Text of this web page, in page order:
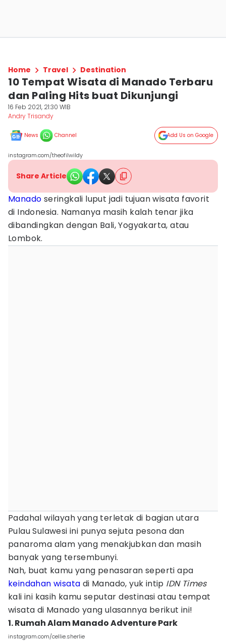
Home Travel Destination
10 Tempat Wisata di Manado Terbaru
dan Paling Hits buat Dikunjungi
16 Feb 2021, 21:30 WIB
Andry Trisandy
News Channel Add Us on Google
instagram.com/theofilwildy
Share Article
Manado seringkali luput jadi tujuan wisata favorit
di Indonesia. Namanya masih kalah tenar jika
dibandingkan dengan Bali, Yogyakarta, atau
Lombok.
Padahal wilayah yang terletak di bagian utara
Pulau Sulawesi ini punya sejuta pesona dan
panaroma alam yang menakjubkan dan masih
banyak yang tersembunyi.
Nah, buat kamu yang penasaran seperti apa
keindahan wisata di Manado, yuk intip IDN Times
kali ini kasih kamu seputar destinasi atau tempat
wisata di Manado yang ulasannya berikut ini!
1. Rumah Alam Manado Adventure Park
instagram.com/cellie.sherlie